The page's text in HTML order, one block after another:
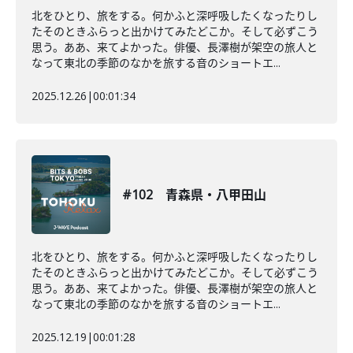
北をひとり、旅をする。何かふと深呼吸したくなったりし
たそのときふらっと出かけてみたどこか。そして必ずこう
思う。ああ、来てよかった。俳優、長澤樹が架空の旅人と
なって東北の季節のなかを旅する音のショートエ...
2025.12.26 |00:01:34
#102 青森県・八甲田山
北をひとり、旅をする。何かふと深呼吸したくなったりし
たそのときふらっと出かけてみたどこか。そして必ずこう
思う。ああ、来てよかった。俳優、長澤樹が架空の旅人と
なって東北の季節のなかを旅する音のショートエ...
2025.12.19 |00:01:28